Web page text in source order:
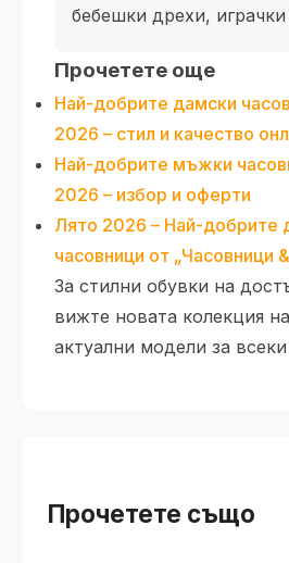
бебешки дрехи,
Прочетете още
Най-добрите дамски
2026 – стил и качество
Най-добрите мъжки
2026 – избор и оферти
Лято 2026 – Най-добрите
часовници от „Часовници
За стилни обувки на
вижте новата колекция на
актуални модели за всеки
Прочетете също